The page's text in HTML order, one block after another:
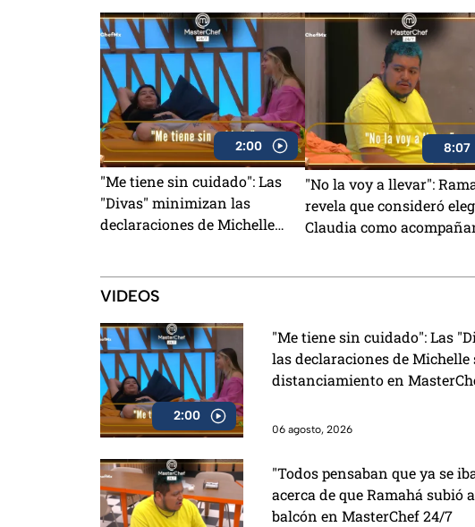
2:00
"Me tiene sin cuidado": Las
"Divas" minimizan las
declaraciones de Michelle
8:07
"No la voy a llevar":
revela que consideró
Claudia como
VIDEOS
2:00
"Me tiene sin cuidado": Las
las declaraciones de Michelle
distanciamiento en
06 agosto, 2026
"Todos pensaban que ya se
acerca de que Ramahá subió
balcón en MasterChef 24/7